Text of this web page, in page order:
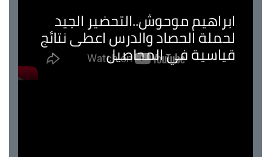
ابراهيم موحوش..التحضير الجيد
لحملة الحصاد والدرس اعطى نتائج
قياسية في المحاصيل